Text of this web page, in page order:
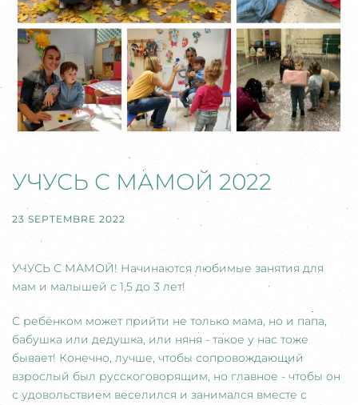
УЧУСЬ С МАМОЙ 2022
23 SEPTEMBRE 2022
УЧУСЬ С МАМОЙ! Начинаются любимые занятия для
мам и малышей с 1,5 до 3 лет!
С ребёнком может прийти не только мама, но и папа,
бабушка или дедушка, или няня - такое у нас тоже
бывает! Конечно, лучше, чтобы сопровождающий
взрослый был русскоговорящим, но главное - чтобы он
с удовольствием веселился и занимался вместе с